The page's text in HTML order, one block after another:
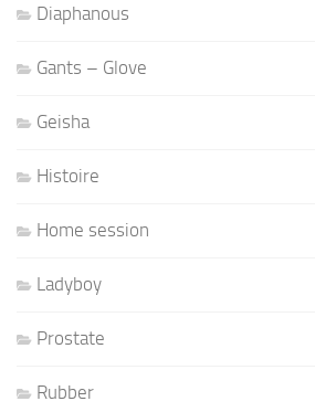
Diaphanous
Gants – Glove
Geisha
Histoire
Home session
Ladyboy
Prostate
Rubber